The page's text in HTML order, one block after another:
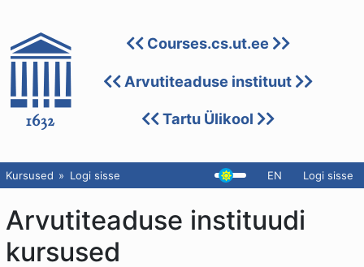
Courses.cs.ut.ee
Arvutiteaduse instituut
Tartu Ülikool
Kursused Logi sisse EN Logi sisse
Arvutiteaduse instituudi
kursused